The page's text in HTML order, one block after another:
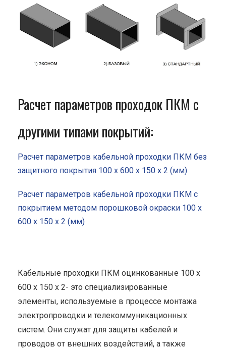
Расчет параметров проходок ПКМ с
другими типами покрытий:
Расчет параметров кабельной проходки ПКМ без
защитного покрытия 100 x 600 x 150 x 2 (мм)
Расчет параметров кабельной проходки ПКМ с
покрытием методом порошковой окраски 100 x
600 x 150 x 2 (мм)
Кабельные проходки ПКМ оцинкованные 100 x
600 x 150 x 2- это специализированные
элементы, используемые в процессе монтажа
электропроводки и телекоммуникационных
систем. Они служат для защиты кабелей и
проводов от внешних воздействий, а также